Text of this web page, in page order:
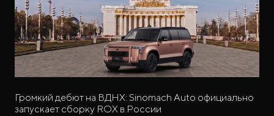
Громкий дебют на ВДНХ: Sinomach Auto официально
запускает сборку ROX в России